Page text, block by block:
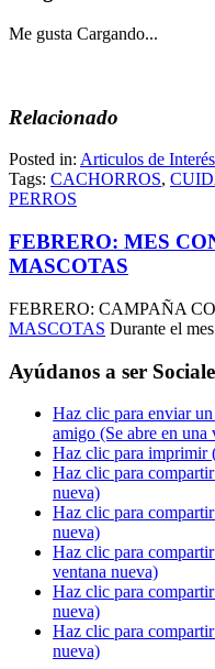
Me gusta Cargando...
Relacionado
Posted in: Articulos de Interés
Tags: CACHORROS,
PERROS
FEBRERO: MES
MASCOTAS
FEBRERO: CAMPAÑA
MASCOTAS Durante el
Ayúdanos a ser
Haz clic para enviar
amigo (Se abre en una
Haz clic para imprimir
Haz clic para
nueva)
Haz clic para
nueva)
Haz clic para
ventana nueva)
Haz clic para
nueva)
Haz clic para
nueva)